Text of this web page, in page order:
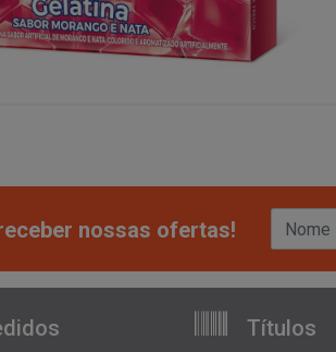
nossas ofertas!
Títulos